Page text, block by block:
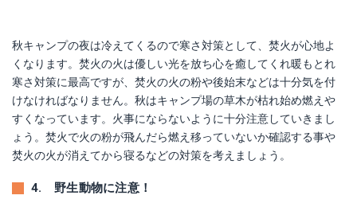
秋キャンプの夜は冷えてくるので寒さ対策として、焚火が心地よ
くなります。焚火の火は優しい光を放ち心を癒してくれ暖もとれ
寒さ対策に最高ですが、焚火の火の粉や後始末などは十分気を付
けなければなりません。秋はキャンプ場の草木が枯れ始め燃えや
すくなっています。火事にならないように十分注意していきまし
ょう。焚火で火の粉が飛んだら燃え移っていないか確認する事や
焚火の火が消えてから寝るなどの対策を考えましょう。
4. 野生動物に注意！